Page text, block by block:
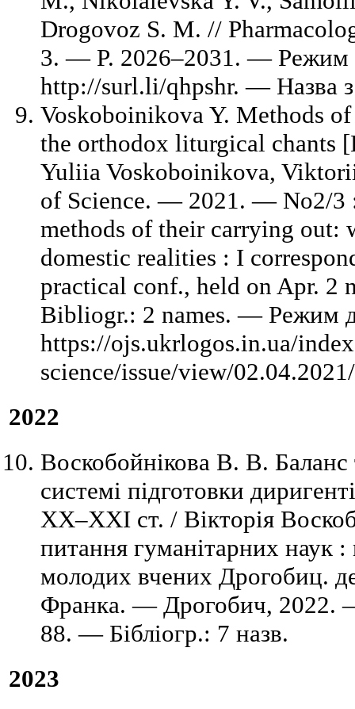
Drogovoz S. M. //
3. — P. 2026–2031. — Режим
http://surl.li/qhpshr. — Назва
Voskoboinikova Y. Methods
the orthodox liturgical chants
Yuliia Voskoboinikova,
of Science. — 2021. — No2/3
methods of their carrying out:
domestic realities : I
practical conf., held on Apr.
Bibliogr.: 2 names. — Режим
https://ojs.ukrlogos.in.ua/
science/issue/view/
2022
Воскобойнікова В. В. Баланс
системі підготовки
ХХ–ХХІ ст. / Вікторія
питання гуманітарних наук
молодих вчених Дрогобиц.
Франка. — Дрогобич,
88. — Бібліогр.: 7 назв.
2023